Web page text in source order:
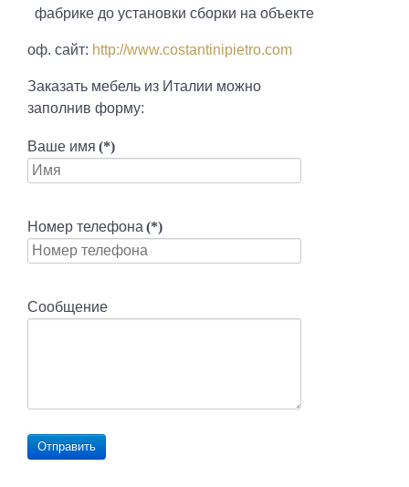
фабрике до установки сборки на объекте
оф. сайт: http://www.costantinipietro.com
Заказать мебель из Италии можно
заполнив форму:
Ваше имя (*)
Номер телефона (*)
Сообщение
Отправить